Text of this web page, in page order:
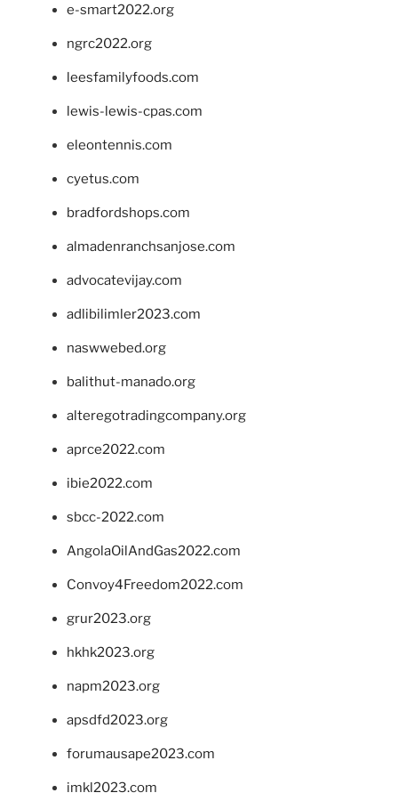
e-smart2022.org
ngrc2022.org
leesfamilyfoods.com
lewis-lewis-cpas.com
eleontennis.com
cyetus.com
bradfordshops.com
almadenranchsanjose.com
advocatevijay.com
adlibilimler2023.com
naswwebed.org
balithut-manado.org
alteregotradingcompany.org
aprce2022.com
ibie2022.com
sbcc-2022.com
AngolaOilAndGas2022.com
Convoy4Freedom2022.com
grur2023.org
hkhk2023.org
napm2023.org
apsdfd2023.org
forumausape2023.com
imkl2023.com